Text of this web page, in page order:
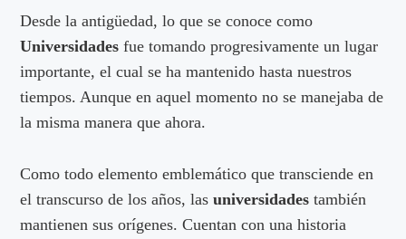
Desde la antigüedad, lo que se conoce como
Universidades fue tomando progresivamente un lugar
importante, el cual se ha mantenido hasta nuestros
tiempos. Aunque en aquel momento no se manejaba de
la misma manera que ahora.
Como todo elemento emblemático que transciende en
el transcurso de los años, lasuniversidades también
mantienen sus orígenes. Cuentan con una historia